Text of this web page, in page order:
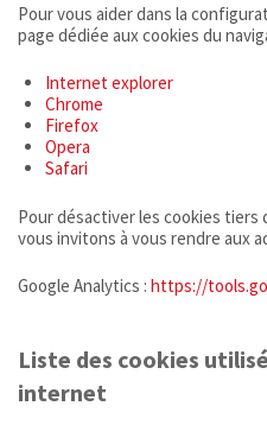
Pour vous aider dans la
page dédiée aux cookies du
Internet explorer
Chrome
Firefox
Opera
Safari
Pour désactiver les cookies tiers
vous invitons à vous rendre aux
Google Analytics : https://
Liste des cookies
internet